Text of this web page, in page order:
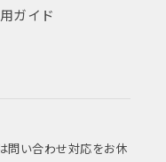
ガイド
問い合わせ対応をお休